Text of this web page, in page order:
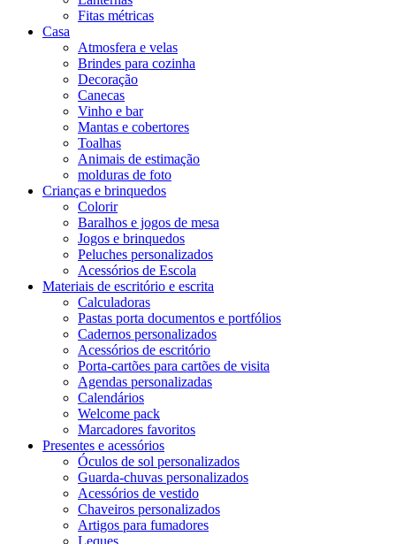
Fitas métricas
Casa
Atmosfera e velas
Brindes para cozinha
Decoração
Canecas
Vinho e bar
Mantas e cobertores
Toalhas
Animais de estimação
molduras de foto
Crianças e brinquedos
Colorir
Baralhos e jogos de mesa
Jogos e brinquedos
Peluches personalizados
Acessórios de Escola
Materiais de escritório e escrita
Calculadoras
Pastas porta documentos e portfólios
Cadernos personalizados
Acessórios de escritório
Porta-cartões para cartões de visita
Agendas personalizadas
Calendários
Welcome pack
Marcadores favoritos
Presentes e acessórios
Óculos de sol personalizados
Guarda-chuvas personalizados
Acessórios de vestido
Chaveiros personalizados
Artigos para fumadores
Leques